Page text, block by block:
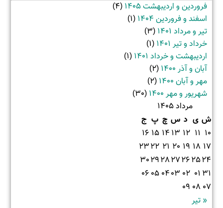
فروردین و اردیبهشت 1405
(4)
اسفند و فروردین 1404
(1)
تیر و مرداد 1401
(3)
خرداد و تیر 1401
(1)
اردیبهشت و خرداد 1401
(1)
آبان و آذر 1400
(2)
مهر و آبان 1400
(2)
شهریور و مهر 1400
(30)
مرداد 1405
ش ی د س چ پ ج
10
11
12
13
14
15
16
17
18
19
20
21
22
23
24
25
26
27
28
29
30
31
01
02
03
04
05
06
07
08
09
« تیر